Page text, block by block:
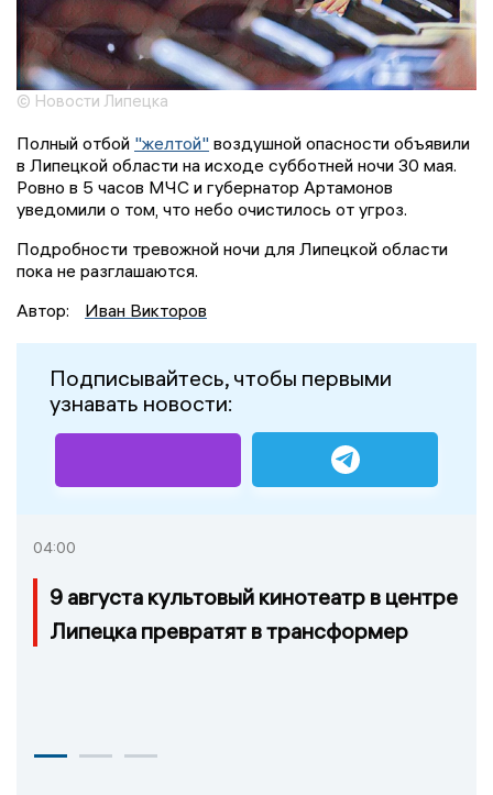
© Новости Липецка
Полный отбой "желтой" воздушной опасности объявили
в Липецкой области на исходе субботней ночи 30 мая.
Ровно в 5 часов МЧС и губернатор Артамонов
уведомили о том, что небо очистилось от угроз.
Подробности тревожной ночи для Липецкой области
пока не разглашаются.
Автор:
Иван Викторов
Подписывайтесь, чтобы первыми
узнавать новости:
04:00
9 августа культовый кинотеатр в центре
Липецка превратят в трансформер